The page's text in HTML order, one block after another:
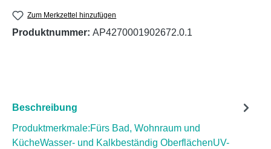
Zum Merkzettel hinzufügen
Produktnummer: AP4270001902672.0.1
Beschreibung
Produktmerkmale:Fürs Bad, Wohnraum und
KücheWasser- und Kalkbeständig OberflächenUV-